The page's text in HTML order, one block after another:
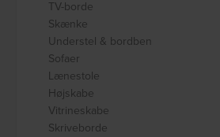
TV-borde
Skænke
Understel & bordben
Sofaer
Lænestole
Højskabe
Vitrineskabe
Skriveborde